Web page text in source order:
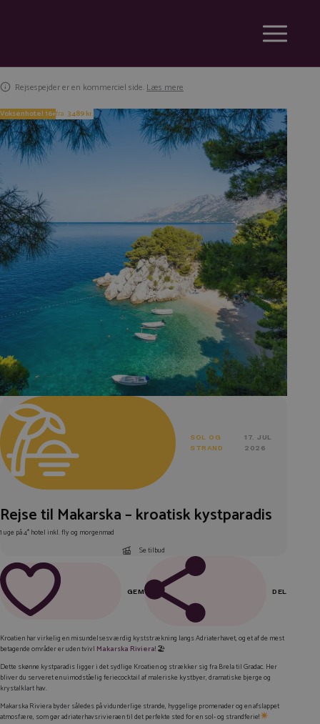
Rejsespejder er en kommerciel side. Læs mere
Voksenhotel 16+fra 3.489 kr.
SOL OG
STRAND
17. JUL
2026
Rejse til Makarska – kroatisk kystparadis
1 uge på 4* hotel inkl. fly og morgenmad
Se tilbud
GEM DEL
TWITTER
E-MAIL
Kroatien har virkelig en misundelsesværdig kyststrækning langs Adriaterhavet, og et af de mest
betagende områder er uden tvivl Makarska Riviera! 🏖️
Dette skønne kystparadis ligger i det sydlige Kroatien og strækker sig fra Brela til Gradac. Her
bliver du serveret en uimodståelig feriecocktail af maleriske kystbyer, dramatiske bjerge og
krystalklart hav.
Makarska Riviera byder således på vidunderlige strande, hyggelige promenader og en afslappet
atmosfære, som gør adriaterhavsrivieraen til det perfekte sted for en sol- og strandferie!